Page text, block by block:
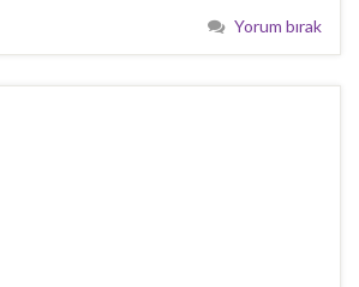
Yorum bırak